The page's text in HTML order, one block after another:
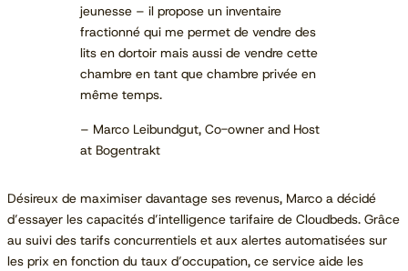
jeunesse – il propose un inventaire
fractionné qui me permet de vendre des
lits en dortoir mais aussi de vendre cette
chambre en tant que chambre privée en
même temps.
– Marco Leibundgut, Co-owner and Host
at Bogentrakt
Désireux de maximiser davantage ses revenus, Marco a décidé
d’essayer les capacités d’intelligence tarifaire de Cloudbeds. Grâce
au suivi des tarifs concurrentiels et aux alertes automatisées sur
les prix en fonction du taux d’occupation, ce service aide les